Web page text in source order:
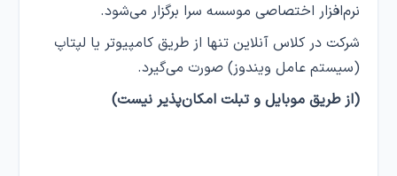
نرم‌افزار اختصاصی موسسه سرا برگزار می‌شود.
شرکت در کلاس‌ آنلاین تنها از طریق کامپیوتر یا لپتاپ
(سیستم عامل ویندوز) صورت می‌گیرد.
(از طریق موبایل و تبلت امکان‌پذیر نیست)